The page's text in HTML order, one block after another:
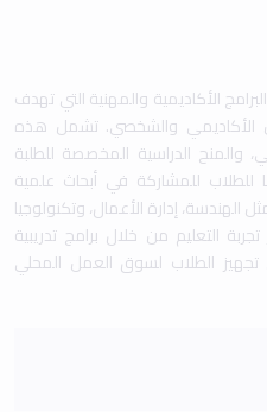
الأكاديمية والمهنية التي تهدف
الأكاديمي والشخصي. تشمل هذه
والمنح الدراسية المخصصة للطلبة
للمشاركة في أبحاث علمية
إدارة الأعمال، وتكنولوجيا
التعليم من خلال برامج تدريبية
الطلاب لسوق العمل المحلي